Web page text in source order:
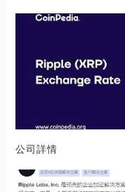
公司詳情